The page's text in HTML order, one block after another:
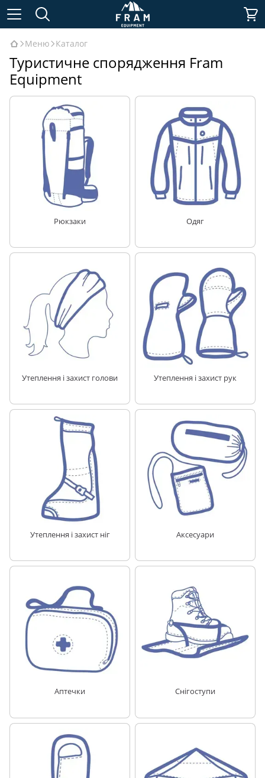
Меню Каталог
Туристичне спорядження Fram
Equipment
Рюкзаки Одяг
Утеплення і захист голови Утеплення і захист рук
Утеплення і захист ніг Аксесуари
Аптечки Снігоступи